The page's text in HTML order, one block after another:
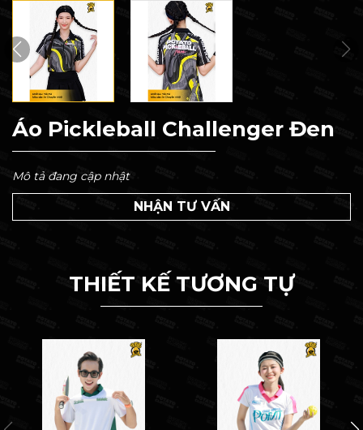
Áo Pickleball Challenger Đen
Mô tả đang cập nhật
NHẬN TƯ VẤN
THIẾT KẾ TƯƠNG TỰ